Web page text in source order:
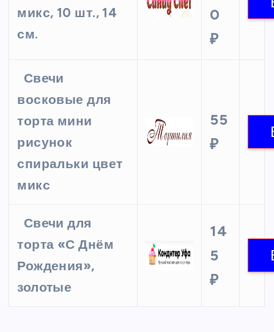
микс, 10 шт., 14
см.
0
₽
Свечи
восковые для
торта мини
рисунок
спиральки цвет
микс
55
₽
Свечи для
торта «С Днём
Рождения»,
золотые
14
5
₽